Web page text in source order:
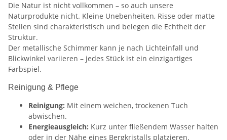
Die Natur ist nicht vollkommen – so auch unsere
Naturprodukte nicht. Kleine Unebenheiten, Risse oder matte
Stellen sind charakteristisch und belegen die Echtheit der
Struktur.
Der metallische Schimmer kann je nach Lichteinfall und
Blickwinkel variieren – jedes Stück ist ein einzigartiges
Farbspiel.
Reinigung & Pflege
Reinigung: Mit einem weichen, trockenen Tuch
abwischen.
Energieausgleich: Kurz unter fließendem Wasser halten
oder in der Nähe eines Bergkristalls platzieren.